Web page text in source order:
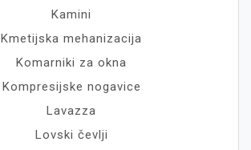
Kamini
Kmetijska mehanizacija
Komarniki za okna
Kompresijske nogavice
Lavazza
Lovski čevlji